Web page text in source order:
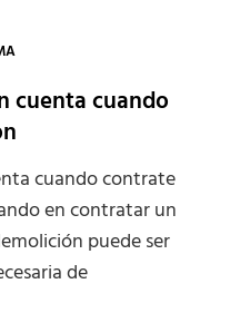
cuenta cuando
cuando contrate
en contratar un
puede ser
de